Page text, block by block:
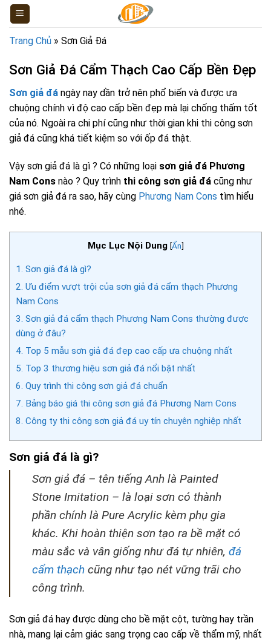
Skip
content
Trang Chủ » Sơn Giả Đá
Sơn Giả Đá Cẩm Thạch Cao Cấp Bền Đẹp
Sơn giả đá ngày nay dần trở nên phổ biến và được ưa
chuộng chính vì độ cao cấp bền đẹp mà lại chống thấm tốt
của nó. Ngoài ra chi phí cũng như thời gian khi thi công sơn
giả đá cũng khá tiết kiệm so với ốp đá thật.
Vậy sơn giả đá là gì ? Có những loại sơn giả đá Phương
Nam Cons nào ? Quy trình thi công sơn giả đá cũng như
giá sơn giả đá ra sao, hãy cùng Phương Nam Cons tìm hiểu
nhé.
Mục Lục Nội Dung [Ẩn]
1. Sơn giả đá là gì?
2. Ưu điểm vượt trội của sơn giả đá cẩm thạch Phương
Nam Cons
3. Sơn giả đá cẩm thạch Phương Nam Cons thường được
dùng ở đâu?
4. Top 5 mẫu sơn giả đá đẹp cao cấp ưa chuộng nhất
5. Top 3 thương hiệu sơn giả đá nổi bật nhất
6. Quy trình thi công sơn giả đá chuẩn
7. Bảng báo giá thi công sơn giả đá Phương Nam Cons
8. Công ty thi công sơn giả đá uy tín chuyên nghiệp nhất
Sơn giả đá là gì?
Sơn giả đá – tên tiếng Anh là Painted
Stone Imitation – là loại sơn có thành
phần chính là Pure Acrylic kèm phụ gia
khác. Khi hoàn thiện sơn tạo ra bề mặt có
màu sắc và vân giống như đá tự nhiên, đá
cẩm thạch cũng như tạo nét vững trãi cho
công trình.
Sơn giả đá hay được dùng cho bề mặt cột, tường hay trần
nhà, mang lại cảm giác sang trọng cao cấp về thẩm mỹ, nhất